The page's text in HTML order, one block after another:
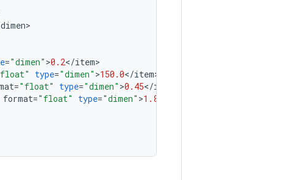
dimen
="dimen" >0.2</item
type="dimen" >150.0</item
="float" type="dimen" >0.45</item
format="float" type="dimen" >1.8